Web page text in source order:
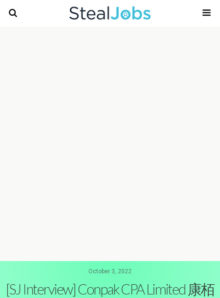
October 3, 2022
[SJ Interview] Conpak CPA Limited 康栢